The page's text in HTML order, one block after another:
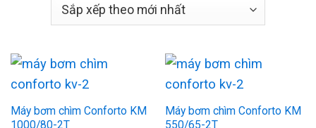
Máy bơm chìm Conforto KM
1000/80-2T
Máy bơm chìm Conforto KM
550/65-2T